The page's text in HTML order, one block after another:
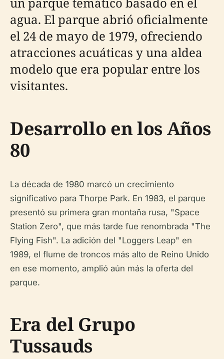
agua. El parque abrió oficialmente
el 24 de mayo de 1979, ofreciendo
atracciones acuáticas y una aldea
modelo que era popular entre los
visitantes.
Desarrollo en los Años
80
La década de 1980 marcó un crecimiento
significativo para Thorpe Park. En 1983, el parque
presentó su primera gran montaña rusa, "Space
Station Zero", que más tarde fue renombrada "The
Flying Fish". La adición del "Loggers Leap" en
1989, el flume de troncos más alto de Reino Unido
en ese momento, amplió aún más la oferta del
parque.
Era del Grupo
Tussauds